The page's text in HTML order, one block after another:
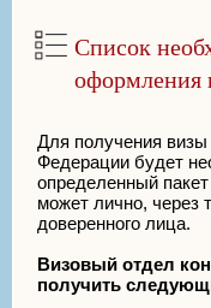
Список
Для получения
Федерации будет
определенный
может лично, через
доверенного лица.
Визовый отдел
получить